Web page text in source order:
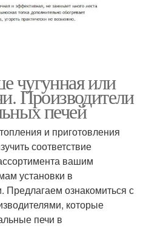
чугунная или
Производители
печей
и приготовления
соответствие
вашим
установки в
ознакомиться с
которые
печи в